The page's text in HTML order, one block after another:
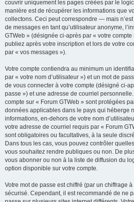
couvrir uniquement les pages créées par le
manière est de récupérer les informations que
collectons. Ceci peut correspondre — mais
de messages en tant qu’utilisateur anonyme,
GTWeb » (désignée ci-après par « votre
publiez après votre inscription et lors de votre
par « vos messages »).
Votre compte contiendra au minimum un
par « votre nom d’utilisateur ») et un mot de
de vous connecter à votre compte (désigné ci-
passe ») et une adresse de courriel
compte sur « Forum GTWeb » sont protégées
données applicables dans le pays qui héberge
informations, en-dehors de votre nom
votre adresse de courriel requis par « Forum
sont obligatoires ou facultatives, à la seule
Dans tous les cas, vous pouvez contrôler
vous souhaitez rendre publiques ou non. De
vous abonner ou non à la liste de diffusion du
option disponible sur votre compte.
Votre mot de passe est chiffré (par un chiffrage
sécurisé. Cependant, il est recommandé de ne